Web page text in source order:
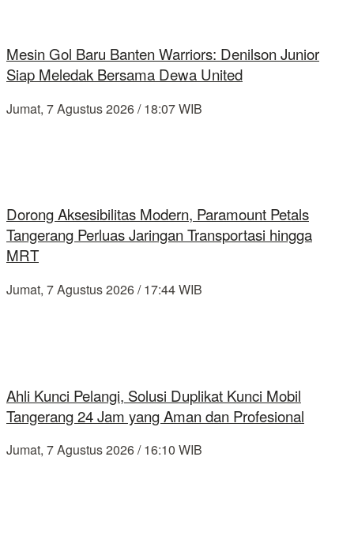
Mesin Gol Baru Banten Warriors: Denilson Junior
Siap Meledak Bersama Dewa United
Jumat, 7 Agustus 2026 / 18:07 WIB
Dorong Aksesibilitas Modern, Paramount Petals
Tangerang Perluas Jaringan Transportasi hingga
MRT
Jumat, 7 Agustus 2026 / 17:44 WIB
Ahli Kunci Pelangi, Solusi Duplikat Kunci Mobil
Tangerang 24 Jam yang Aman dan Profesional
Jumat, 7 Agustus 2026 / 16:10 WIB